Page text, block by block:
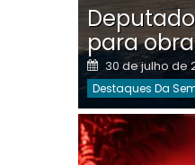
para
Posted
on
30 de julho de
Destaques Da